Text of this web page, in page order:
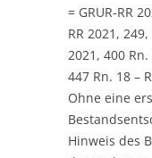
= GRUR-RR
RR 2021,
2021, 400
447 Rn. 18 –
Ohne eine
Hinweis des